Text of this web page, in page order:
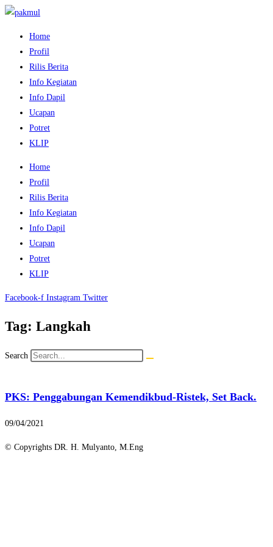
Home
Profil
Rilis Berita
Info Kegiatan
Info Dapil
Ucapan
Potret
KLIP
Home
Profil
Rilis Berita
Info Kegiatan
Info Dapil
Ucapan
Potret
KLIP
Facebook-f Instagram Twitter
Tag: Langkah
Search
PKS: Penggabungan Kemendikbud-Ristek, Set Back.
09/04/2021
© Copyrights DR. H. Mulyanto, M.Eng